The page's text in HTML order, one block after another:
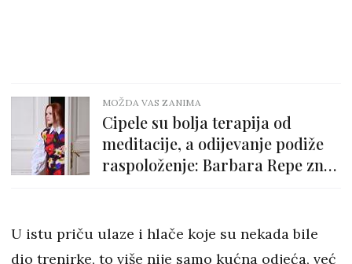
MOŽDA VAS ZANIMA
Cipele su bolja terapija od
meditacije, a odijevanje podiže
raspoloženje: Barbara Repe zna
U istu priču ulaze i hlače koje su nekada bile
dio trenirke, to više nije samo kućna odjeća, već